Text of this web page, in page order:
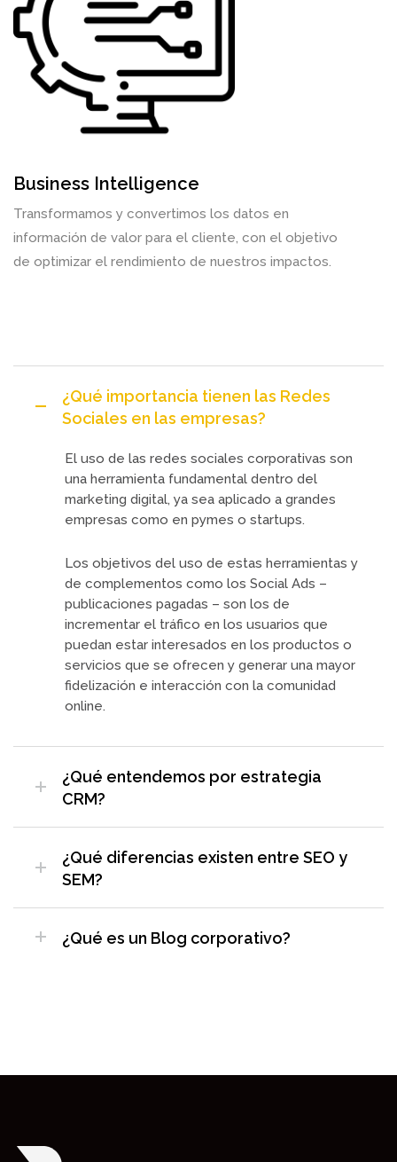
Business Intelligence
Transformamos y convertimos los datos en
información de valor para el cliente, con el objetivo
de optimizar el rendimiento de nuestros impactos.
¿Qué importancia tienen las Redes
Sociales en las empresas?
El uso de las redes sociales corporativas son
una herramienta fundamental dentro del
marketing digital, ya sea aplicado a grandes
empresas como en pymes o startups.
Los objetivos del uso de estas herramientas y
de complementos como los Social Ads –
publicaciones pagadas – son los de
incrementar el tráfico en los usuarios que
puedan estar interesados en los productos o
servicios que se ofrecen y generar una mayor
fidelización e interacción con la comunidad
online.
¿Qué entendemos por estrategia
CRM?
¿Qué diferencias existen entre SEO y
SEM?
¿Qué es un Blog corporativo?